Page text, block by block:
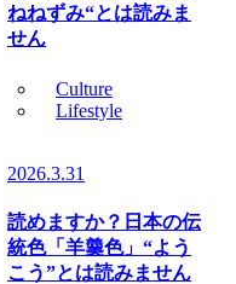
ねねずみ“とは読みま
せん
Culture
Lifestyle
2026.3.31
読めますか？日本の伝
統色「羊羹色」“よう
こう”とは読みません